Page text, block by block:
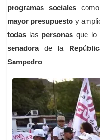
programas sociales
mayor presupuesto y
todas las personasque lo
senadorade la
Sampedro.